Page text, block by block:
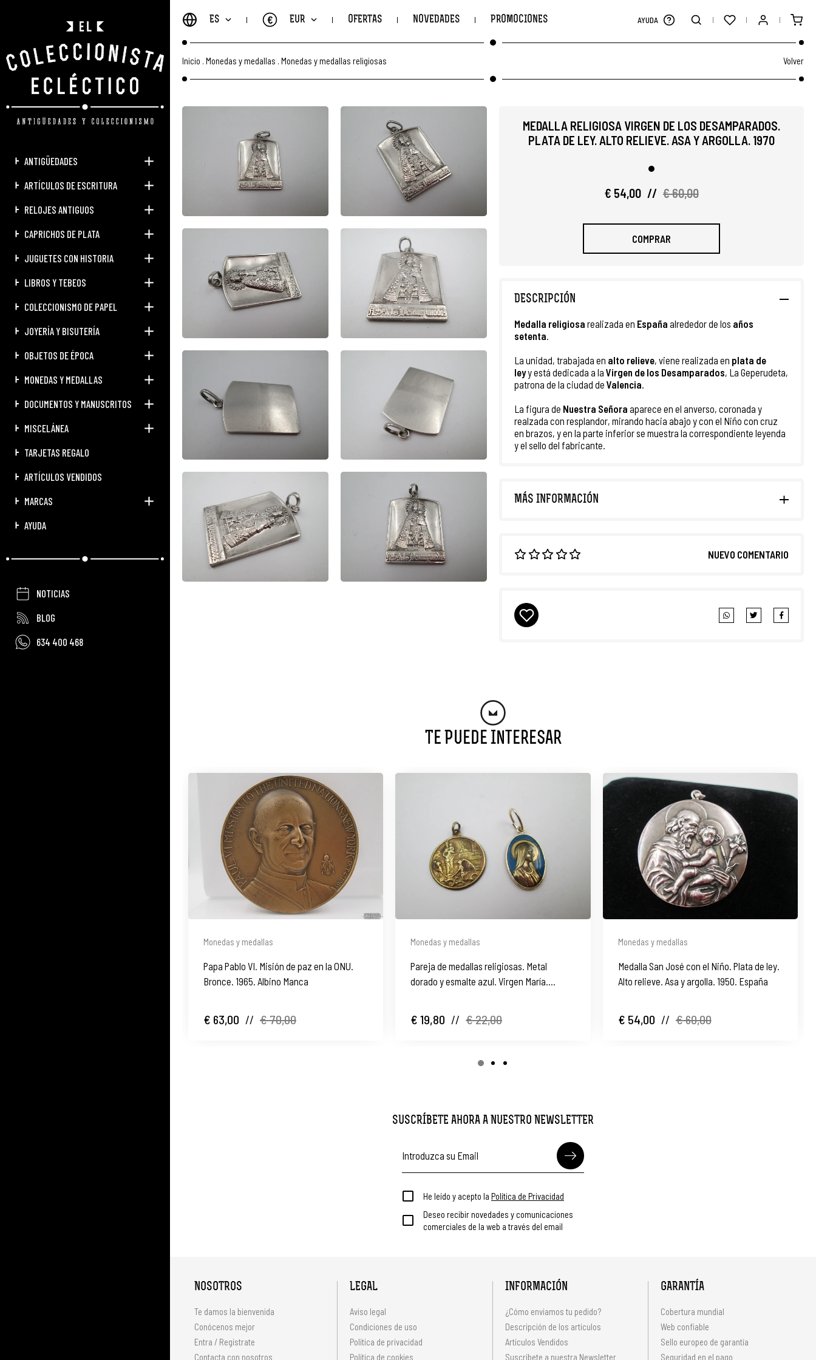
ANTIGÜEDADES
ARTÍCULOS DE ESCRITURA
RELOJES ANTIGUOS
CAPRICHOS DE PLATA
JUGUETES CON HISTORIA
LIBROS Y TEBEOS
COLECCIONISMO DE PAPEL
JOYERÍA Y BISUTERÍA
OBJETOS DE ÉPOCA
MONEDAS Y MEDALLAS
DOCUMENTOS Y MANUSCRITOS
MISCELÁNEA
TARJETAS REGALO
ARTÍCULOS VENDIDOS
MARCAS
AYUDA
NOTICIAS
BLOG
634 400 468
ES EUR
€ OFERTAS NOVEDADES PROMOCIONES AYUDA
Inicio Monedas y medallas Monedas y medallas religiosas Volver
MEDALLA RELIGIOSA VIRGEN DE LOS DESAMPARADOS.
PLATA DE LEY. ALTO RELIEVE. ASA Y ARGOLLA. 1970
€ 54,00 // € 60,00
COMPRAR
DESCRIPCIÓN
Medalla religiosa realizada en España alrededor de los años
setenta.
La unidad, trabajada en alto relieve, viene realizada en plata de
leyy está dedicada a la Virgen de los Desamparados, La Geperudeta,
patrona de la ciudad de Valencia.
La figura de Nuestra Señora aparece en el anverso, coronada y
realzada con resplandor, mirando hacia abajo y con el Niño con cruz
en brazos, y en la parte inferior se muestra la correspondiente leyenda
y el sello del fabricante.
MÁS INFORMACIÓN
NUEVO COMENTARIO
Te Puede Interesar
Monedas y medallas
Papa Pablo VI. Misión de paz en la ONU.
Bronce. 1965. Albino Manca
€ 63,00 // € 70,00
Monedas y medallas
Pareja de medallas religiosas. Metal
dorado y esmalte azul. Virgen María.
€ 19,80 // € 22,00
Monedas y medallas
Medalla San José con el Niño. Plata de ley.
Alto relieve. Asa y argolla. 1950. España
€ 54,00 // € 60,00
SUSCRÍBETE AHORA A NUESTRO NEWSLETTER
He leído y acepto la Política de Privacidad
Deseo recibir novedades y comunicaciones
comerciales de la web a través del email
NOSOTROS
Te damos la bienvenida
Conócenos mejor
Entra / Regístrate
Contacta con nosotros
LEGAL
Aviso legal
Condiciones de uso
Política de privacidad
Política de cookies
INFORMACIÓN
¿Cómo enviamos tu pedido?
Descripción de los artículos
Artículos Vendidos
Suscríbete a nuestra Newsletter
GARANTÍA
Cobertura mundial
Web confiable
Sello europeo de garantía
Seguridad en el pago